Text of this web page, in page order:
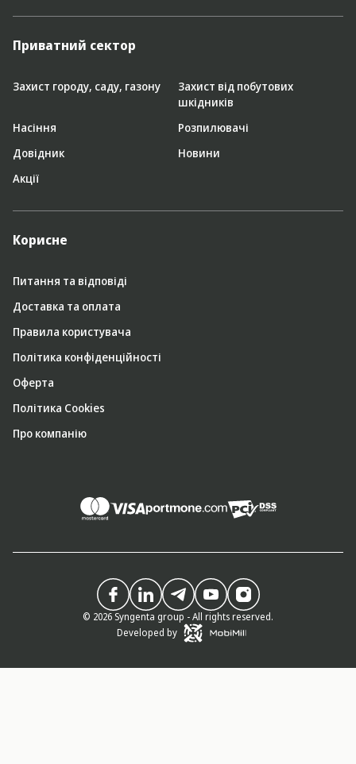
Приватний сектор
Захист городу, саду, газону
Захист від побутових
шкідників
Насіння
Розпилювачі
Довідник
Новини
Акції
Корисне
Питання та відповіді
Доставка та оплата
Правила користувача
Політика конфіденційності
Оферта
Політика Cookies
Про компанію
© 2026 Syngenta group - All rights reserved.
Developed by